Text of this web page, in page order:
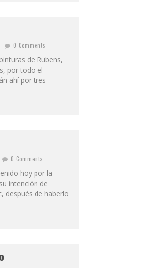
0 Comments
de Rubens,
por todo el
ahí por tres
0 Comments
hoy por la
intención de
después de haberlo